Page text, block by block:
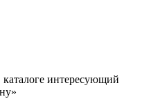
интересующий